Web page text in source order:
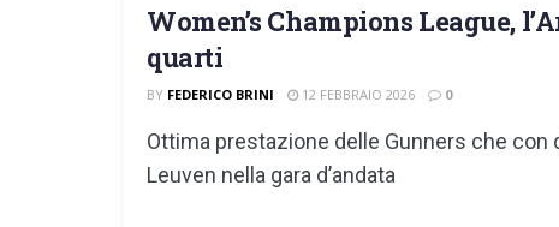
Women’s Champions League,
quarti
BY FEDERICO BRINI 12 FEBBRAIO 2026 0
Ottima prestazione delle Gunners che con
Leuven nella gara d’andata